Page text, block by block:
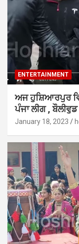
ENTERTAINMENT
ਅਜ ਹੁਸ਼ਿਆਰਪੁਰ
ਪੰਜਾ ਲੀਗ ,
January 18, 2023